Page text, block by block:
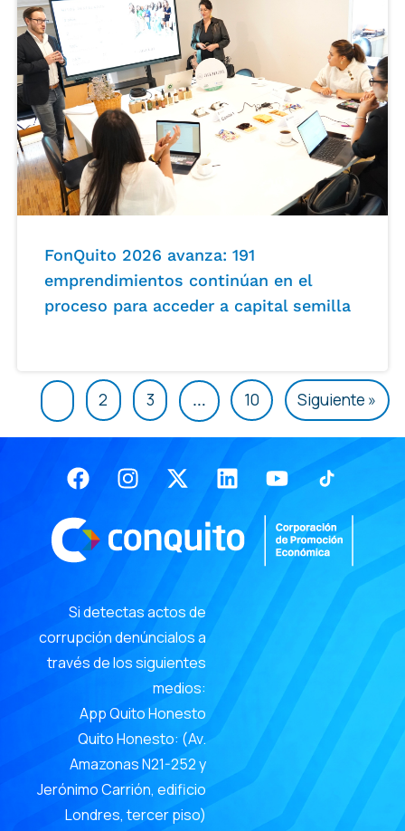
FonQuito 2026 avanza: 191
emprendimientos continúan en el
proceso para acceder a capital semilla
2 3 … 10 Siguiente »
FacebookInstagram
X-
twitter
LinkedinYoutube
Si detectas actos de
corrupción denúncialos a
través de los siguientes
medios:
App Quito Honesto
Quito Honesto: (Av.
Amazonas N21-252 y
Jerónimo Carrión, edificio
Londres, tercer piso)